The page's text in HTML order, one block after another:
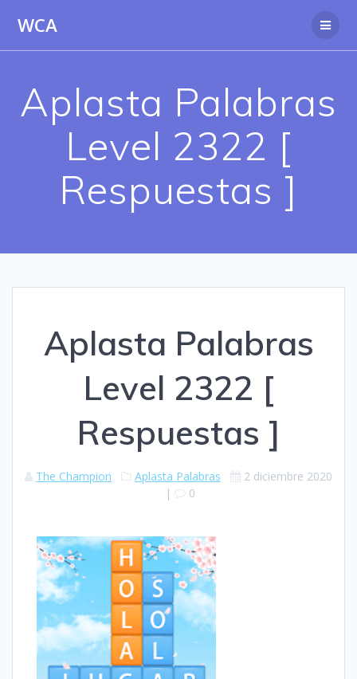
WCA
Aplasta Palabras
Level 2322 [
Respuestas ]
Aplasta Palabras
Level 2322 [
Respuestas ]
The Champion Aplasta Palabras
2 diciembre 2020
|
0